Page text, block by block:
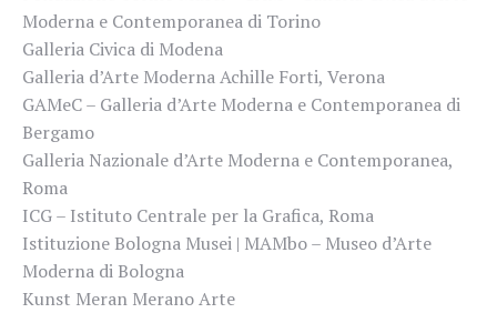
Moderna e Contemporanea di Torino
Galleria Civica di Modena
Galleria d’Arte Moderna Achille Forti, Verona
GAMeC – Galleria d’Arte Moderna e Contemporanea di
Bergamo
Galleria Nazionale d’Arte Moderna e Contemporanea,
Roma
ICG – Istituto Centrale per la Grafica, Roma
Istituzione Bologna Musei | MAMbo – Museo d’Arte
Moderna di Bologna
Kunst Meran Merano Arte